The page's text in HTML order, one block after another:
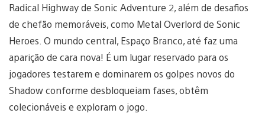
Radical Highway de Sonic Adventure 2, além de desafios
de chefão memoráveis, como Metal Overlord de Sonic
Heroes. O mundo central, Espaço Branco, até faz uma
aparição de cara nova! É um lugar reservado para os
jogadores testarem e dominarem os golpes novos do
Shadow conforme desbloqueiam fases, obtêm
colecionáveis e exploram o jogo.